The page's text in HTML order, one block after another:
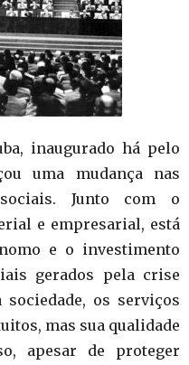
inaugurado há pelo
uma mudança nas
Junto com o
e empresarial, está
e o investimento
gerados pela crise
os serviços
mas sua qualidade
apesar de proteger